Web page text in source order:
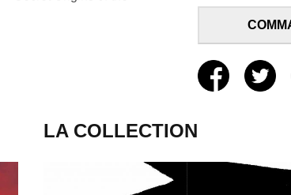
LA COLLECTION